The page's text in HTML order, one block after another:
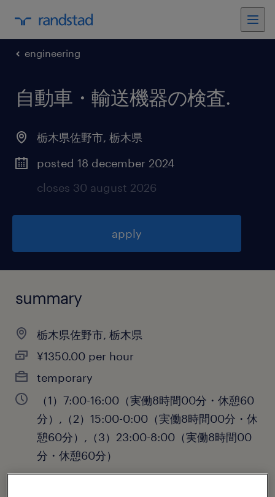
engineering
自動車・輸送機器の検査.
栃木県佐野市, 栃木県
posted 18 december 2024
closes 30 august 2026
apply
summary
栃木県佐野市, 栃木県
¥1350.00 per hour
temporary
（1）7:00-16:00（実働8時間00分・休憩60
分）,（2）15:00-0:00（実働8時間00分・休
憩60分）,（3）23:00-8:00（実働8時間00
分・休憩60分）